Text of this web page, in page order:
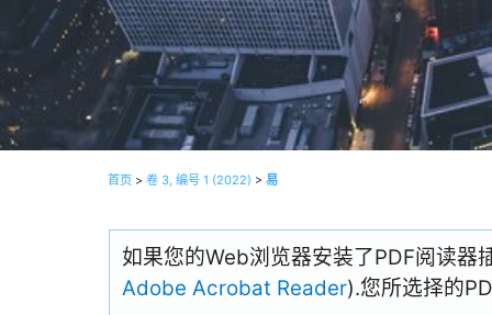
首页 > 卷 3, 编号 1 (2022) > 易
如果您的Web浏览器安装了PDF阅读器
Adobe Acrobat Reader).您所选择的